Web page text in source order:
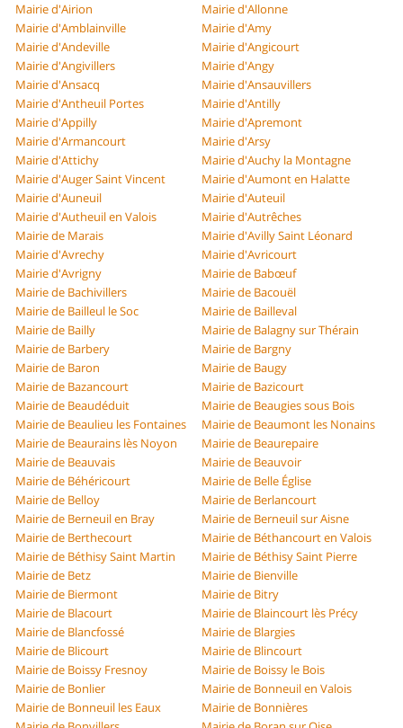
Mairie d'Airion
Mairie d'Allonne
Mairie d'Amblainville
Mairie d'Amy
Mairie d'Andeville
Mairie d'Angicourt
Mairie d'Angivillers
Mairie d'Angy
Mairie d'Ansacq
Mairie d'Ansauvillers
Mairie d'Antheuil Portes
Mairie d'Antilly
Mairie d'Appilly
Mairie d'Apremont
Mairie d'Armancourt
Mairie d'Arsy
Mairie d'Attichy
Mairie d'Auchy la Montagne
Mairie d'Auger Saint Vincent
Mairie d'Aumont en Halatte
Mairie d'Auneuil
Mairie d'Auteuil
Mairie d'Autheuil en Valois
Mairie d'Autrêches
Mairie de Marais
Mairie d'Avilly Saint Léonard
Mairie d'Avrechy
Mairie d'Avricourt
Mairie d'Avrigny
Mairie de Babœuf
Mairie de Bachivillers
Mairie de Bacouël
Mairie de Bailleul le Soc
Mairie de Bailleval
Mairie de Bailly
Mairie de Balagny sur Thérain
Mairie de Barbery
Mairie de Bargny
Mairie de Baron
Mairie de Baugy
Mairie de Bazancourt
Mairie de Bazicourt
Mairie de Beaudéduit
Mairie de Beaugies sous Bois
Mairie de Beaulieu les Fontaines
Mairie de Beaumont les Nonains
Mairie de Beaurains lès Noyon
Mairie de Beaurepaire
Mairie de Beauvais
Mairie de Beauvoir
Mairie de Béhéricourt
Mairie de Belle Église
Mairie de Belloy
Mairie de Berlancourt
Mairie de Berneuil en Bray
Mairie de Berneuil sur Aisne
Mairie de Berthecourt
Mairie de Béthancourt en Valois
Mairie de Béthisy Saint Martin
Mairie de Béthisy Saint Pierre
Mairie de Betz
Mairie de Bienville
Mairie de Biermont
Mairie de Bitry
Mairie de Blacourt
Mairie de Blaincourt lès Précy
Mairie de Blancfossé
Mairie de Blargies
Mairie de Blicourt
Mairie de Blincourt
Mairie de Boissy Fresnoy
Mairie de Boissy le Bois
Mairie de Bonlier
Mairie de Bonneuil en Valois
Mairie de Bonneuil les Eaux
Mairie de Bonnières